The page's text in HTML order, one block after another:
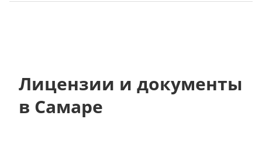
Лицензии и документы
в Самаре